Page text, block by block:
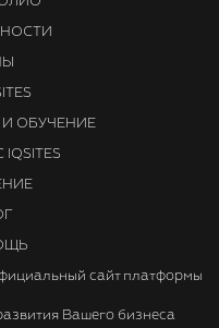
ОБУЧЕНИЕ
сайт платформы
Вашего бизнеса